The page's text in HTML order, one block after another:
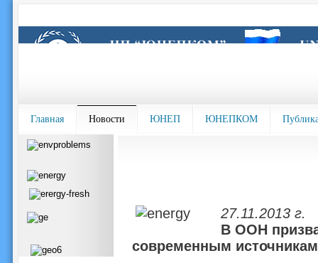
Главная Новости ЮНЕП ЮНЕПКОМ
27.11.2013 г.
В ООН
современным источникам